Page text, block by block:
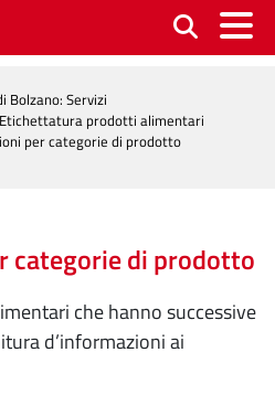
Bolzano: Servizi
Etichettatura prodotti alimentari
per categorie di prodotto
categorie di prodotto
che hanno successive
d’informazioni ai